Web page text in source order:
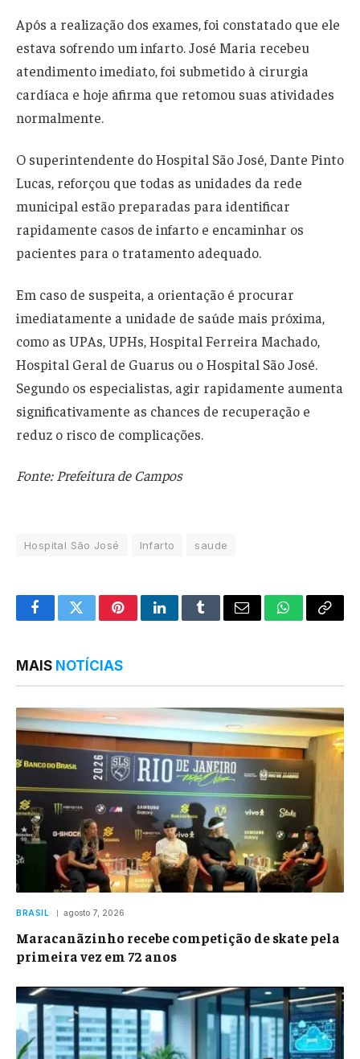
Após a realização dos exames, foi constatado que ele
estava sofrendo um infarto. José Maria recebeu
atendimento imediato, foi submetido à cirurgia
cardíaca e hoje afirma que retomou suas atividades
normalmente.
O superintendente do Hospital São José, Dante Pinto
Lucas, reforçou que todas as unidades da rede
municipal estão preparadas para identificar
rapidamente casos de infarto e encaminhar os
pacientes para o tratamento adequado.
Em caso de suspeita, a orientação é procurar
imediatamente a unidade de saúde mais próxima,
como as UPAs, UPHs, Hospital Ferreira Machado,
Hospital Geral de Guarus ou o Hospital São José.
Segundo os especialistas, agir rapidamente aumenta
significativamente as chances de recuperação e
reduz o risco de complicações.
Fonte: Prefeitura de Campos
Hospital São José Infarto saude
FacebookTwitterPinterestLinkedInTumblrEmail WhatsApp
Copy
MAIS NOTÍCIAS
BRASIL agosto 7, 2026
Maracanãzinho recebe competição de skate pela
primeira vez em 72 anos